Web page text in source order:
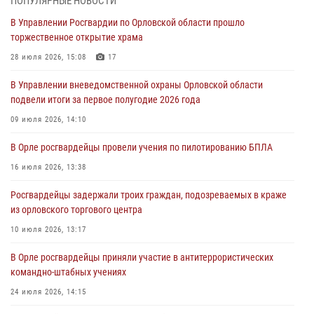
Жительница Мценска сдала в Росгвардию незарегистрированное
ружьё
Сотрудники Росгвардии пресекли дебош в орловском кафе
30 июля 2026, 14:27
Росгвардейцы проверили антитеррористическую защищённость
детских лагерей «Мечта» и «Лесной»
В Управлении Росгвардии по Орловской области прошло
торжественное открытие храма
28 июля 2026, 15:08 17
В Управлении вневедомственной охраны Орловской области
подвели итоги за первое полугодие 2026 года
09 июля 2026, 14:10
В Орле росгвардейцы провели учения по пилотированию БПЛА
16 июля 2026, 13:38
Росгвардейцы задержали троих граждан, подозреваемых в краже
из орловского торгового центра
10 июля 2026, 13:17
В Орле росгвардейцы приняли участие в антитеррористических
командно-штабных учениях
24 июля 2026, 14:15